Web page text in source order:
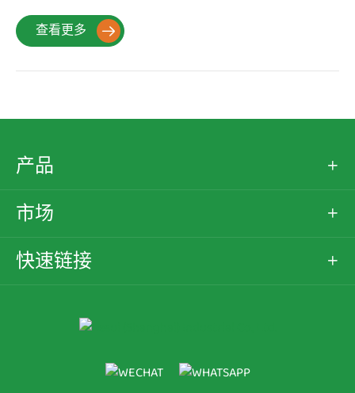
查看更多 
产品 
市场 
快速链接 